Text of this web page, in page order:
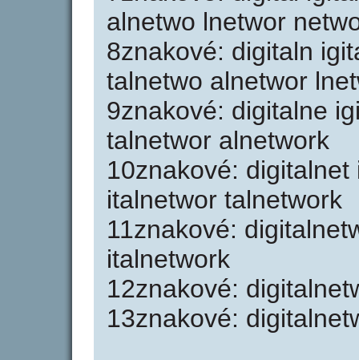
alnetwo lnetwor
8znakové: digitaln
talnetwo alnetwor
9znakové: digitalne
talnetwor alnetwork
10znakové:
italnetwor talnetwork
11znakové:
italnetwork
12znakové:
13znakové: